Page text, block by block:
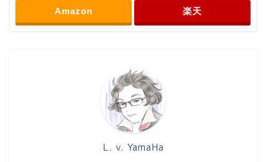
Amazon 楽天
L. v. YamaHa